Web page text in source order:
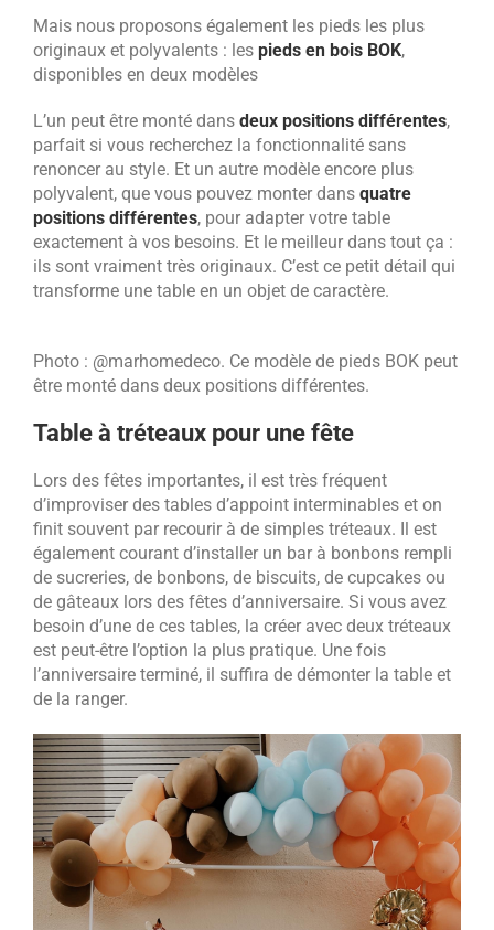
Mais nous proposons également les pieds les plus
originaux et polyvalents : les pieds en bois BOK,
disponibles en deux modèles
L’un peut être monté dans deux positions différentes,
parfait si vous recherchez la fonctionnalité sans
renoncer au style. Et un autre modèle encore plus
polyvalent, que vous pouvez monter dans quatre
positions différentes, pour adapter votre table
exactement à vos besoins. Et le meilleur dans tout ça :
ils sont vraiment très originaux. C’est ce petit détail qui
transforme une table en un objet de caractère.
Photo : @marhomedeco. Ce modèle de pieds BOK peut
être monté dans deux positions différentes.
Table à tréteaux pour une fête
Lors des fêtes importantes, il est très fréquent
d’improviser des tables d’appoint interminables et on
finit souvent par recourir à de simples tréteaux. Il est
également courant d’installer un bar à bonbons rempli
de sucreries, de bonbons, de biscuits, de cupcakes ou
de gâteaux lors des fêtes d’anniversaire. Si vous avez
besoin d’une de ces tables, la créer avec deux tréteaux
est peut-être l’option la plus pratique. Une fois
l’anniversaire terminé, il suffira de démonter la table et
de la ranger.